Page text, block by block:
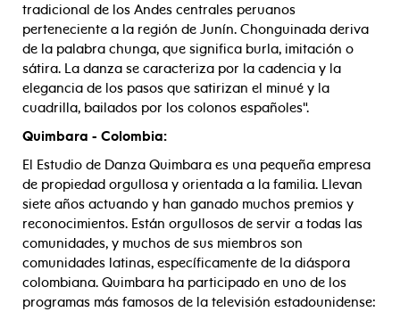
tradicional de los Andes centrales peruanos
perteneciente a la región de Junín. Chonguinada deriva
de la palabra chunga, que significa burla, imitación o
sátira. La danza se caracteriza por la cadencia y la
elegancia de los pasos que satirizan el minué y la
cuadrilla, bailados por los colonos españoles".
Quimbara - Colombia:
El Estudio de Danza Quimbara es una pequeña empresa
de propiedad orgullosa y orientada a la familia. Llevan
siete años actuando y han ganado muchos premios y
reconocimientos. Están orgullosos de servir a todas las
comunidades, y muchos de sus miembros son
comunidades latinas, específicamente de la diáspora
colombiana. Quimbara ha participado en uno de los
programas más famosos de la televisión estadounidense: